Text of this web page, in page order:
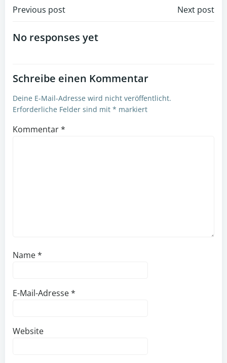
Post
navigation
Previous post Next post
No responses yet
Schreibe einen Kommentar
Deine E-Mail-Adresse wird nicht veröffentlicht.
Erforderliche Felder sind mit * markiert
Kommentar*
Name*
E-Mail-Adresse*
Website